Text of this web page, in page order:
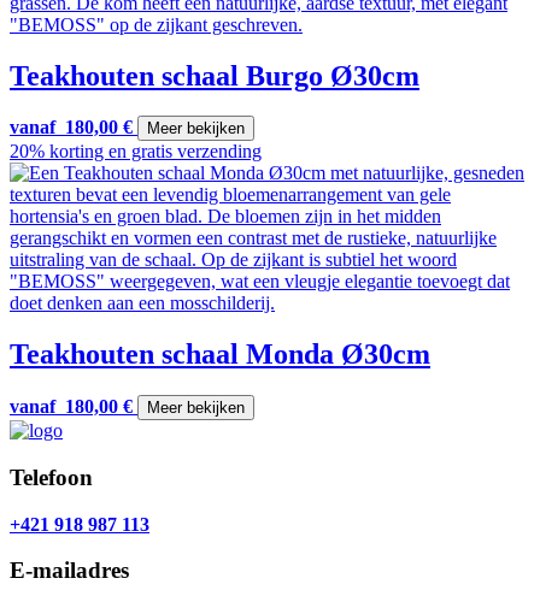
Teakhouten schaal Burgo Ø30cm
vanaf 180,00 € Meer bekijken
20% korting en gratis verzending
Teakhouten schaal Monda Ø30cm
vanaf 180,00 € Meer bekijken
Telefoon
+421 918 987 113
E-mailadres